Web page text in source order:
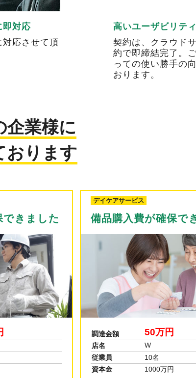
即対応
対応させて頂
高いユーザビリテ
契約は、クラウド
約で即締結完了。
っての使い勝手の
おります。
企業様に
おります
きました
システムエンジニア
外注費の支払いがで
調達金額 120万円
店名
Y
従業員
1名
資本金
10万円